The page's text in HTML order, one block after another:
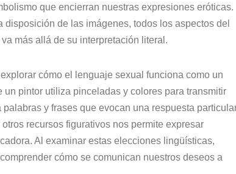
que encierran nuestras expresiones eróticas.
de las imágenes, todos los aspectos del
más allá de su interpretación literal.
cómo el lenguaje sexual funciona como un
pintor utiliza pinceladas y colores para transmitir
y frases que evocan una respuesta
recursos figurativos nos permite expresar
Al examinar estas elecciones lingüísticas,
cómo se comunican nuestros deseos a